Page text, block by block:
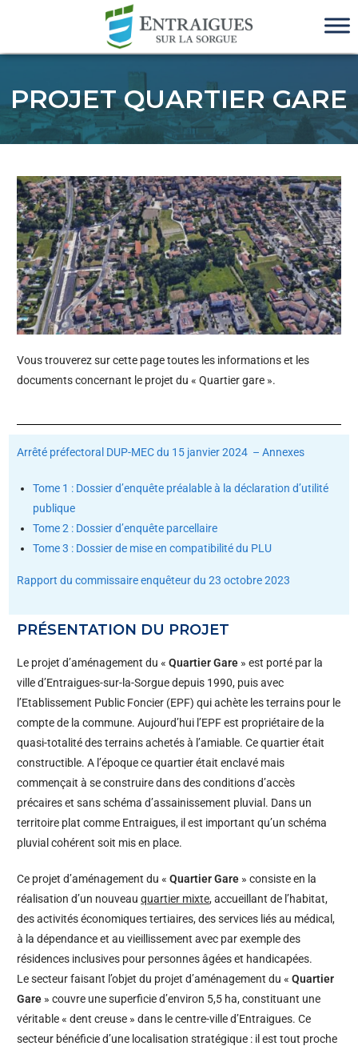
PROJET QUARTIER GARE
Vous trouverez sur cette page toutes les informations et les
documents concernant le projet du « Quartier gare ».
Arrêté préfectoral DUP-MEC du 15 janvier 2024 – Annexes
Tome 1 : Dossier d’enquête préalable à la déclaration d’utilité
publique
Tome 2 : Dossier d’enquête parcellaire
Tome 3 : Dossier de mise en compatibilité du PLU
Rapport du commissaire enquêteur du 23 octobre 2023
PRÉSENTATION DU PROJET
Le projet d’aménagement du «Quartier Gare » est porté par la
ville d’Entraigues-sur-la-Sorgue depuis 1990, puis avec
l’Etablissement Public Foncier (EPF) qui achète les terrains pour le
compte de la commune. Aujourd’hui l’EPF est propriétaire de la
quasi-totalité des terrains achetés à l’amiable. Ce quartier était
constructible. A l’époque ce quartier était enclavé mais
commençait à se construire dans des conditions d’accès
précaires et sans schéma d’assainissement pluvial. Dans un
territoire plat comme Entraigues, il est important qu’un schéma
pluvial cohérent soit mis en place.
Ce projet d’aménagement du «Quartier Gare » consiste en la
réalisation d’un nouveauquartier mixte, accueillant de l’habitat,
des activités économiques tertiaires, des services liés au médical,
à la dépendance et au vieillissement avec par exemple des
résidences inclusives pour personnes âgées et handicapées.
Le secteur faisant l’objet du projet d’aménagement du «Quartier
Gare » couvre une superficie d’environ 5,5 ha, constituant une
véritable « dent creuse » dans le centre-ville d’Entraigues. Ce
secteur bénéficie d’une localisation stratégique : il est tout proche